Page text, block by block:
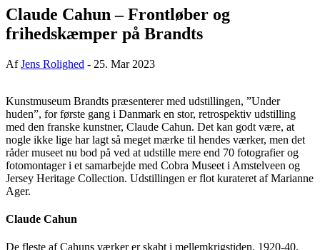
Claude Cahun – Frontløber og
frihedskæmper på Brandts
AfJens Rolighed - 25. Mar 2023
Kunstmuseum Brandts præsenterer med udstillingen, ”Under
huden”, for første gang i Danmark en stor, retrospektiv udstilling
med den franske kunstner, Claude Cahun. Det kan godt være, at
nogle ikke lige har lagt så meget mærke til hendes værker, men det
råder museet nu bod på ved at udstille mere end 70 fotografier og
fotomontager i et samarbejde med Cobra Museet i Amstelveen og
Jersey Heritage Collection. Udstillingen er flot kurateret af Marianne
Ager.
Claude Cahun
De fleste af Cahuns værker er skabt i mellemkrigstiden, 1920-40.